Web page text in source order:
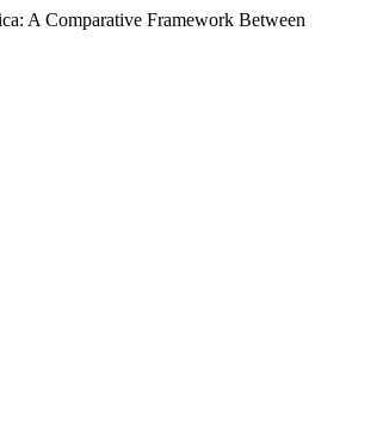
A Comparative Framework Between